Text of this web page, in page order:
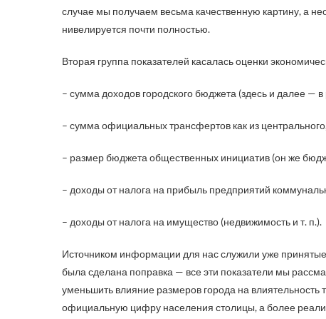
случае мы получаем весьма качественную картину, а
нивелируется почти полностью.
Вторая группа показателей касалась оценки
– сумма доходов городского бюджета (здесь и далее —
– сумма официальных трансфертов как из
– размер бюджета общественных инициатив (он же
– доходы от налога на прибыль предприятий
– доходы от налога на имущество (недвижимость и т. п.).
Источником информации для нас служили уже
была сделана поправка — все эти показатели мы
уменьшить влияние размеров города на
официальную цифру населения столицы, а более